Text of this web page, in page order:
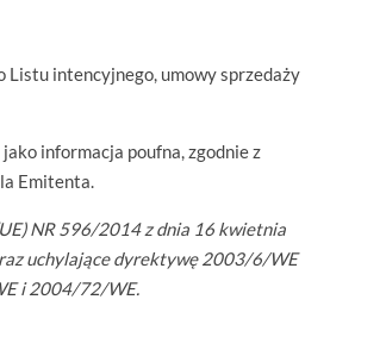
Listu intencyjnego, umowy sprzedaży
informacja poufna, zgodnie z
Emitenta.
NR 596/2014 z dnia 16 kwietnia
uchylające dyrektywę 2003/6/WE
i 2004/72/WE.